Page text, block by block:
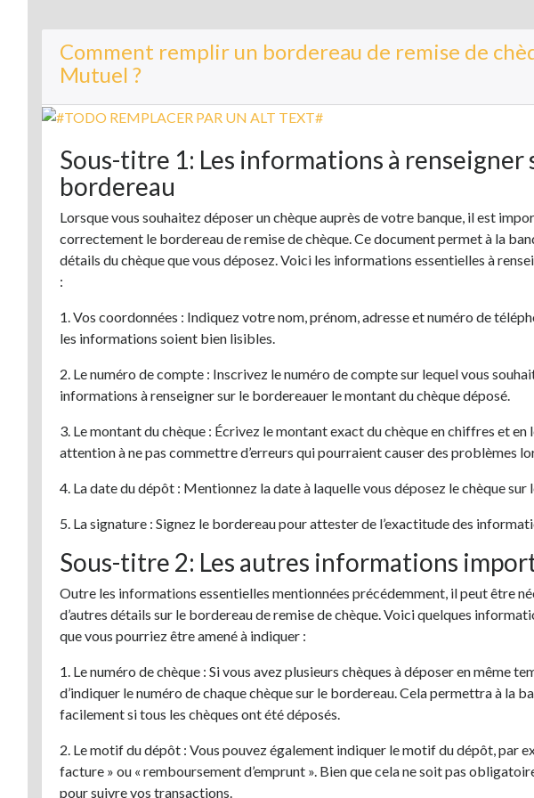
Comment remplir un bordereau de remise de
Mutuel ?
Sous-titre 1: Les informations à renseigner
bordereau
Lorsque vous souhaitez déposer un chèque auprès de votre banque, il est
correctement le bordereau de remise de chèque. Ce document permet à la
détails du chèque que vous déposez. Voici les informations essentielles à
:
1. Vos coordonnées : Indiquez votre nom, prénom, adresse et numéro de
les informations soient bien lisibles.
2. Le numéro de compte : Inscrivez le numéro de compte sur lequel vous
informations à renseigner sur le bordereauer le montant du chèque déposé.
3. Le montant du chèque : Écrivez le montant exact du chèque en chiffres et en
attention à ne pas commettre d’erreurs qui pourraient causer des problèmes
4. La date du dépôt : Mentionnez la date à laquelle vous déposez le chèque sur
5. La signature : Signez le bordereau pour attester de l’exactitude des
Sous-titre 2: Les autres informations
Outre les informations essentielles mentionnées précédemment, il peut être
d’autres détails sur le bordereau de remise de chèque. Voici quelques
que vous pourriez être amené à indiquer :
1. Le numéro de chèque : Si vous avez plusieurs chèques à déposer en même
d’indiquer le numéro de chaque chèque sur le bordereau. Cela permettra à la
facilement si tous les chèques ont été déposés.
2. Le motif du dépôt : Vous pouvez également indiquer le motif du dépôt, par
facture » ou « remboursement d’emprunt ». Bien que cela ne soit pas
pour suivre vos transactions.